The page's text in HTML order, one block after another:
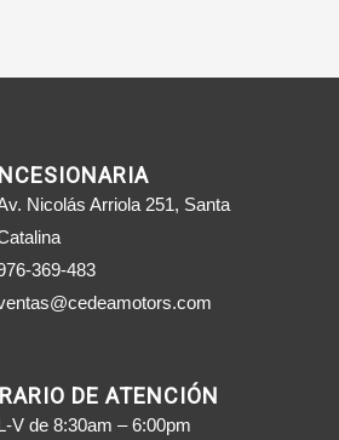
Nicolás Arriola 251, Santa
369-483
DE ATENCIÓN
V de 8:30am – 6:00pm